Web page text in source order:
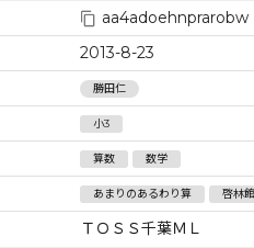
aa4adoehnprarobw
2013-8-23
勝田仁
小3
算数 数学
あまりのあるわり算 啓林館
ＴＯＳＳ千葉ＭＬ